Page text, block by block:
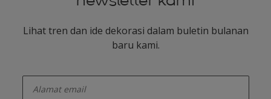
Lihat tren dan ide dekorasi dalam buletin bulanan
baru kami.